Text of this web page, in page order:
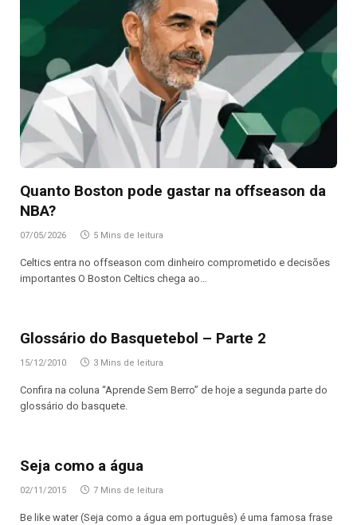
Quanto Boston pode gastar na offseason da
NBA?
07/05/2026 5 Mins de leitura
Celtics entra no offseason com dinheiro comprometido e decisões
importantes O Boston Celtics chega ao…
Glossário do Basquetebol – Parte 2
15/12/2010 3 Mins de leitura
Confira na coluna “Aprende Sem Berro” de hoje a segunda parte do
glossário do basquete.
Seja como a água
02/11/2015 7 Mins de leitura
Be like water (Seja como a água em português) é uma famosa frase